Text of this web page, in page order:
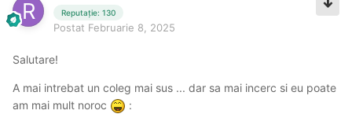
Reputație: 130
Postat Februarie 8, 2025
Salutare!
A mai intrebat un coleg mai sus ... dar sa mai incerc si eu poate
am mai mult noroc
: